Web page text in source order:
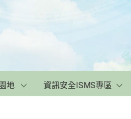
地 資訊安全ISMS專區